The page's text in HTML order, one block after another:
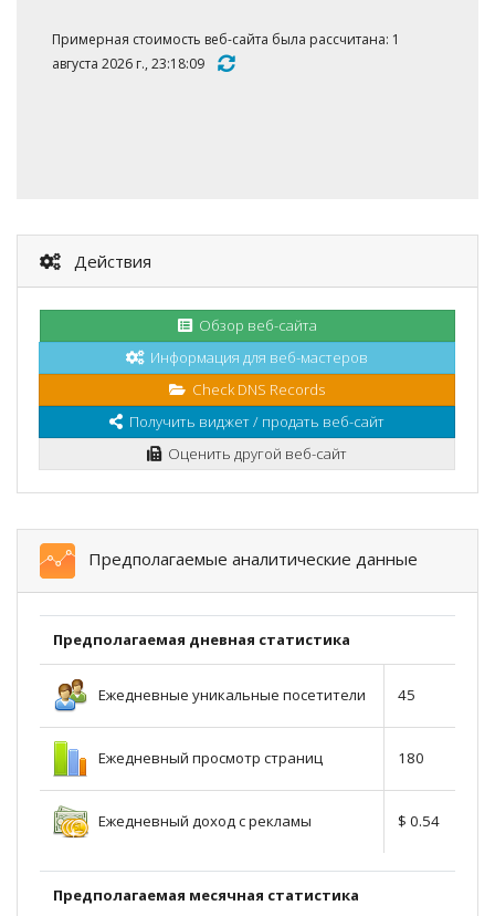
Примерная стоимость веб-сайта была рассчитана: 1
августа 2026 г., 23:18:09
Действия
Обзор веб-сайта
Информация для веб-мастеров
Check DNS Records
Получить виджет / продать веб-сайт
Оценить другой веб-сайт
Предполагаемые аналитические данные
Предполагаемая дневная статистика
Ежедневные уникальные посетители 45
Ежедневный просмотр страниц 180
Ежедневный доход с рекламы $ 0.54
Предполагаемая месячная статистика